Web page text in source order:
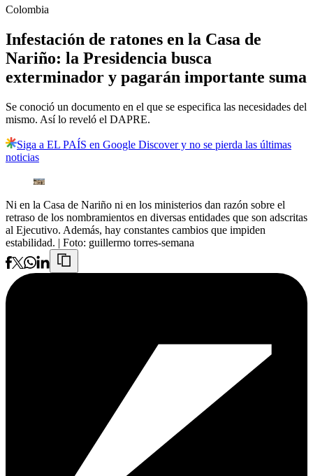
Colombia
Infestación de ratones en la Casa de
Nariño: la Presidencia busca
exterminador y pagarán importante suma
Se conoció un documento en el que se especifica las necesidades del
mismo. Así lo reveló el DAPRE.
Siga a EL PAÍS en Google Discover y no se pierda las últimas
noticias
Ni en la Casa de Nariño ni en los ministerios dan razón sobre el
retraso de los nombramientos en diversas entidades que son adscritas
al Ejecutivo. Además, hay constantes cambios que impiden
estabilidad. | Foto: guillermo torres-semana